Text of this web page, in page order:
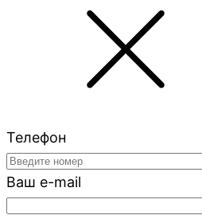
Телефон
Ваш e-mail